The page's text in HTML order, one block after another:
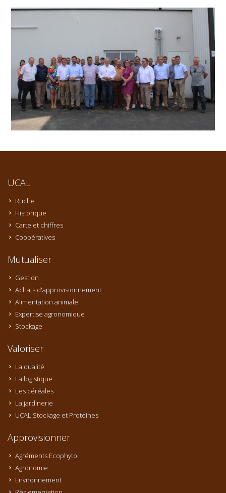
UCAL
Ruche
Historique
Carte et chiffres
Coopératives
Mutualiser
Gestion
Achats d'approvisionnement
Alimentation animale
Expertise agronomique
Stockage
Valoriser
La qualité
La logistique
Les céréales
La jardinerie
UCAL Stockage et Protéines
Approvisionner
Agréments Ecophyto
Agronomie
Environnement